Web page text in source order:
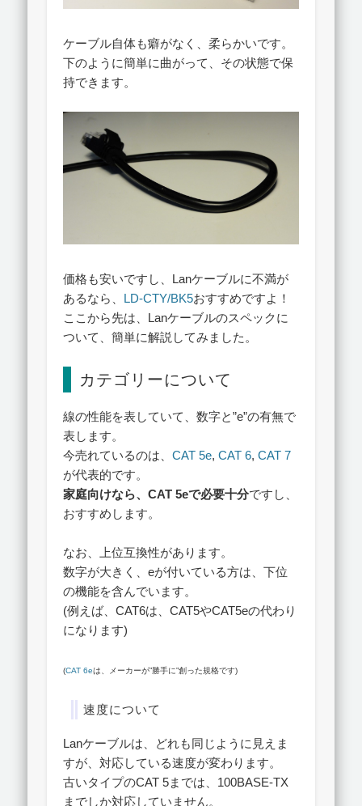
ケーブル自体も癖がなく、柔らかいです。
下のように簡単に曲がって、その状態で保
持できます。
価格も安いですし、Lanケーブルに不満が
あるなら、 LD-CTY/BK5おすすめですよ！
ここから先は、Lanケーブルのスペックに
ついて、簡単に解説してみました。
カテゴリーについて
線の性能を表していて、数字と”e”の有無で
表します。
今売れているのは、CAT 5e,CAT 6,CAT 7
が代表的です。
家庭向けなら、CAT 5eで必要十分ですし、
おすすめします。
なお、上位互換性があります。
数字が大きく、eが付いている方は、下位
の機能を含んでいます。
(例えば、CAT6は、CAT5やCAT5eの代わり
になります)
(CAT 6eは、メーカーが”勝手に”創った規格です)
速度について
Lanケーブルは、どれも同じように見えま
すが、対応している速度が変わります。
古いタイプのCAT 5までは、100BASE-TX
までしか対応していません。